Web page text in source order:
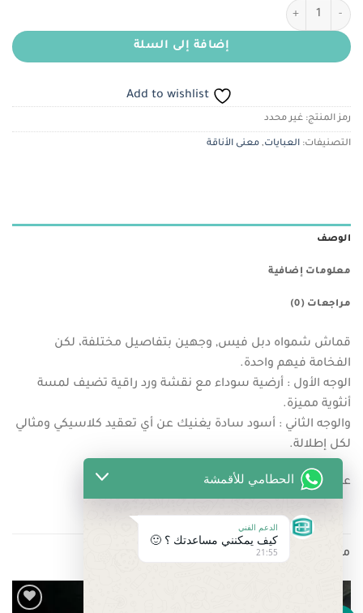
كمية شمواه دبل فيس ( وجهين )
إضافة إلى السلة
Add to wishlist
رمز المنتج: غير محدد
التصنيفات: العبايات, معنى الأناقة
الوصف
معلومات إضافية
مراجعات (0)
قماش شمواه دبل فيس, وجهين بتفاصيل مختلفة، لكن
الفخامة فيهم واحدة.
الوجه الأول : أرضية سوداء مع نقشة ورد راقية تضيف لمسة
أنثوية مميزة.
والوجه الثاني : أسود سادة يغنيك عن أي تعقيد كلاسيكي ومثالي
لكل إطلالة.
عرض القماش : عرضين ( 68 انش )
منتجات ذات صلة
الحطامي للأقمشة
الدعم الفني
كيف يمكنني مساعدتك ؟ 🙂
21:55